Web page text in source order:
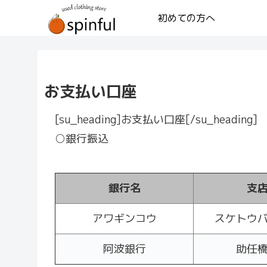
初めての方へ
お支払い口座
[su_heading]お支払い口座[/su_heading]
○銀行振込
銀行名 支
アワギンコウ スケトウ
阿波銀行 助任